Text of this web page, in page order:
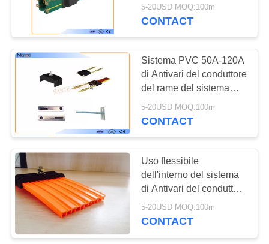
COMPANY
NEWS
MAPPA
SITO
PRIVACY
POLICY
l'alloggio del PVC
5-20USD MOQ:100m
CONTACT
Sistema PVC 50A-120A
di Antivari del conduttore
del rame del sistema
ferroviario del conduttore
5-20USD MOQ:100m
CONTACT
Uso flessibile
dell'interno del sistema
di Antivari del conduttore
di alto di tro della gru a
ponte della bobina
5-20USD MOQ:100m
CONTACT